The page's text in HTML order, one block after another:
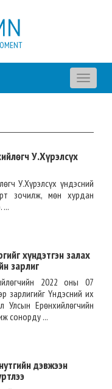
Toggle
У.Хүрэлсүх
У.Хүрэлсүх үндэсний
зочилж, мөн хурдан
...
хүндэтгэн залах
зарлиг
2022 оны 07
зарлигийг Үндэсний их
Ерөнхийлөгчийн
сонорду ...
дэвжээн